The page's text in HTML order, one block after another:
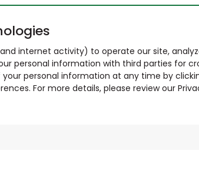
internet activity) to operate our site,
personal information with third parties for
personal information at any time by
For more details, please review our